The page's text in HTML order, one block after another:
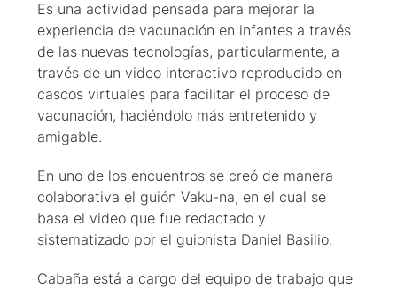
Es una actividad pensada para mejorar la
experiencia de vacunación en infantes a través
de las nuevas tecnologías, particularmente, a
través de un video interactivo reproducido en
cascos virtuales para facilitar el proceso de
vacunación, haciéndolo más entretenido y
amigable.
En uno de los encuentros se creó de manera
colaborativa el guión Vaku-na, en el cual se
basa el video que fue redactado y
sistematizado por el guionista Daniel Basilio.
Cabaña está a cargo del equipo de trabajo que